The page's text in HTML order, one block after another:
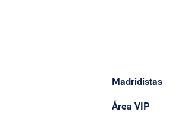
Madridistas
Área VIP